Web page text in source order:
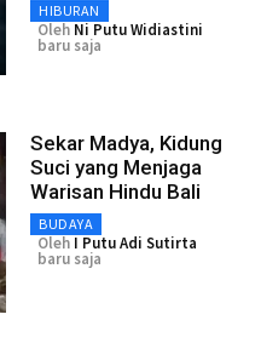
HIBURAN
Oleh Ni Putu Widiastini
baru saja
Sekar Madya, Kidung
Suci yang Menjaga
Warisan Hindu Bali
BUDAYA
Oleh I Putu Adi Sutirta
baru saja